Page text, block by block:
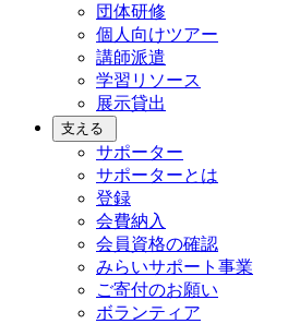
団体研修
個人向けツアー
講師派遣
学習リソース
展示貸出
支える
サポーター
サポーターとは
登録
会費納入
会員資格の確認
みらいサポート事業
ご寄付のお願い
ボランティア